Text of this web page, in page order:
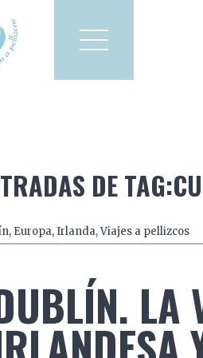
Viajes a pellizcos
DE
, Europa,Irlanda,Viajes a pellizcos
LA